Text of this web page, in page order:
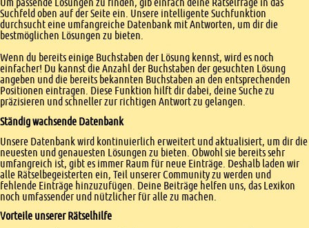
Suchfeld oben auf der Seite ein. Unsere intelligente Suchfunktion
durchsucht eine umfangreiche Datenbank mit Antworten, um dir die
bestmöglichen Lösungen zu bieten.
Wenn du bereits einige Buchstaben der Lösung kennst, wird es noch
einfacher! Du kannst die Anzahl der Buchstaben der gesuchten Lösung
angeben und die bereits bekannten Buchstaben an den entsprechenden
Positionen eintragen. Diese Funktion hilft dir dabei, deine Suche zu
präzisieren und schneller zur richtigen Antwort zu gelangen.
Ständig wachsende Datenbank
Unsere Datenbank wird kontinuierlich erweitert und aktualisiert, um dir die
neuesten und genauesten Lösungen zu bieten. Obwohl sie bereits sehr
umfangreich ist, gibt es immer Raum für neue Einträge. Deshalb laden wir
alle Rätselbegeisterten ein, Teil unserer Community zu werden und
fehlende Einträge hinzuzufügen. Deine Beiträge helfen uns, das Lexikon
noch umfassender und nützlicher für alle zu machen.
Vorteile unserer Rätselhilfe